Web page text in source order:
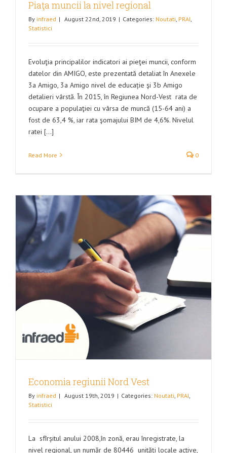
Piaţa muncii la nivel regional
By infraed | August 22nd, 2019 | Categories: Noutati PRAI
Statistici
Evoluţia principalilor indicatori ai pieţei muncii, conform
datelor din AMIGO, este prezentată detaliat în Anexele
3a Amigo, 3a Amigo nivel de educație şi 3b Amigo
detalieri vârstă. În 2015, în Regiunea Nord-Vest rata de
ocupare a populaţiei cu vârsa de muncă (15-64 ani) a
fost de 63,4 %, iar rata şomajului BIM de 4,6%. Nivelul
ratei [...]
Read More 0
Economia regiunii Nord Vest
By infraed | August 19th, 2019 | Categories: Noutati PRAI
Statistici
La sfîrșitul anului 2008,în zonă, erau înregistrate, la
nivel regional, un număr de 80446 unități locale active,